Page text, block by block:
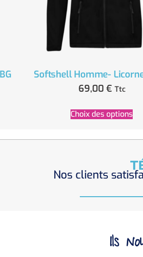
Softshell Homme-
69,00 € Ttc
Choix des options
Nos clients
Ils